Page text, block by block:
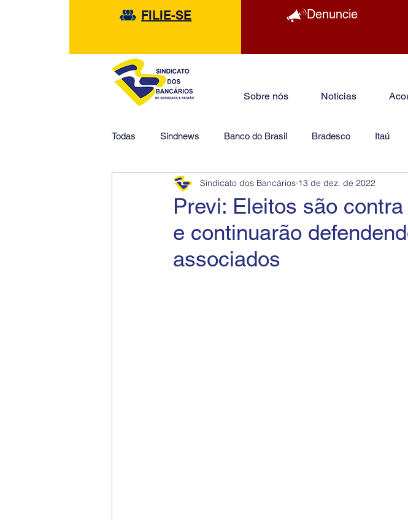
FILIE-SE Denuncie
Sobre nós Notícias
Todas Sindnews Banco do Brasil Bradesco Itaú
HSBC Financeiras Jurídico
Previ: Eleitos são
e continuarão
associados
Sindicato dos Bancários 13 de dez. de 2022